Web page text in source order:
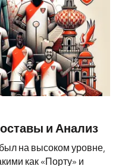
и Анализ
на высоком уровне,
как «Порту» и